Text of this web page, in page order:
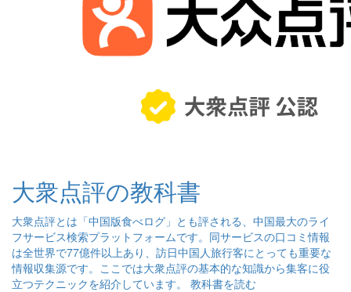
大衆点評の教科書
大衆点評とは「中国版食べログ」とも評される、中国最大のライ
フサービス検索プラットフォームです。同サービスの口コミ情報
は全世界で77億件以上あり、訪日中国人旅行客にとっても重要な
情報収集源です。ここでは大衆点評の基本的な知識から集客に役
立つテクニックを紹介しています。 教科書を読む